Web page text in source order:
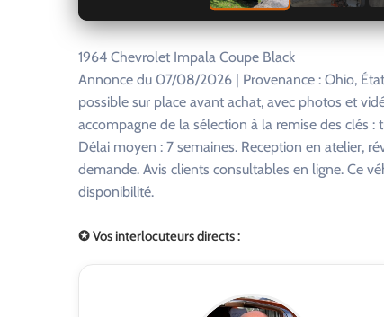
1964 Chevrolet Impala Coupe Black
Annonce du 07/08/2026 | Provenance : Ohio,
possible sur place avant achat, avec photos et
accompagne de la sélection à la remise des clés
Délai moyen : 7 semaines. Reception en atelier,
demande. Avis clients consultables en ligne. Ce
disponibilité.
✪ Vos interlocuteurs directs :